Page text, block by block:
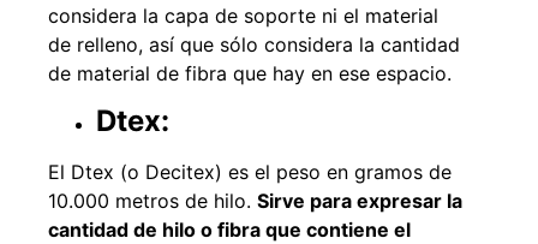
considera la capa de soporte ni el material
de relleno, así que sólo considera la cantidad
de material de fibra que hay en ese espacio.
Dtex:
El Dtex (o Decitex) es el peso en gramos de
10.000 metros de hilo. Sirve para expresar la
cantidad de hilo o fibra que contiene el